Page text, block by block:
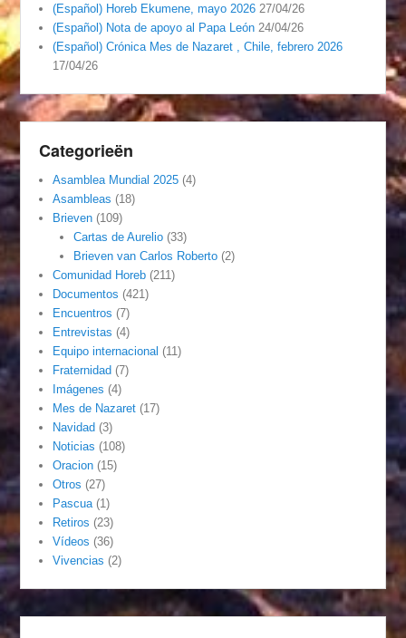
(Español) Horeb Ekumene, mayo 2026 27/04/26
(Español) Nota de apoyo al Papa León 24/04/26
(Español) Crónica Mes de Nazaret , Chile, febrero 2026
17/04/26
Categorieën
Asamblea Mundial 2025 (4)
Asambleas (18)
Brieven (109)
Cartas de Aurelio(33)
Brieven van Carlos Roberto(2)
Comunidad Horeb (211)
Documentos (421)
Encuentros (7)
Entrevistas (4)
Equipo internacional (11)
Fraternidad (7)
Imágenes (4)
Mes de Nazaret (17)
Navidad (3)
Noticias (108)
Oracion (15)
Otros (27)
Pascua (1)
Retiros (23)
Vídeos (36)
Vivencias (2)